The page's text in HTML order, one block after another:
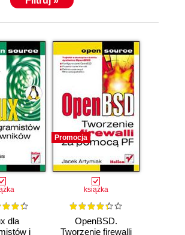
dla
i
Promocja
książka
OpenBSD.
Tworzenie firewalli